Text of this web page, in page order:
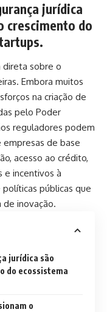
jurídica
crescimento do
direta sobre o
Embora muitos
na criação de
pelo Poder
reguladores podem
de base
acesso ao crédito,
e incentivos à
públicas que
inovação.
jurídica são
do ecossistema
o